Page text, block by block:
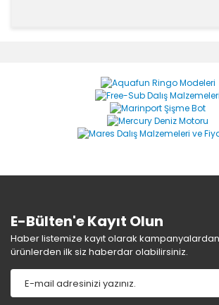
Yorum Yaz
Ürün resmi kalitesiz, bozuk veya
Ürün açıklamasında eksik bilgiler
Ürün bilgilerinde hatalar bulunuyor.
E-Bülten'e Kayıt Olun
Haber listemize kayıt olarak
ürünlerden ilk siz haberdar olabilirsiniz.